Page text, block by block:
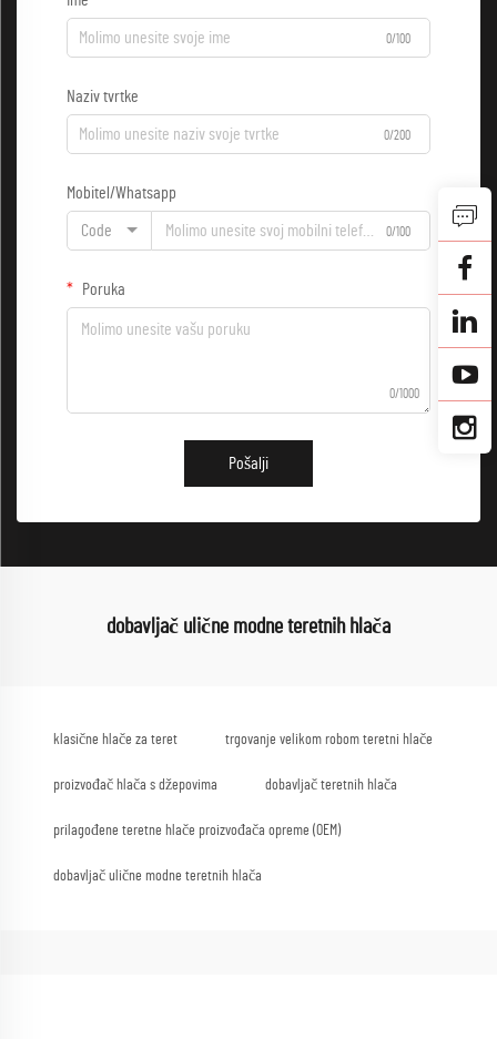
0/100
Naziv tvrtke
0/200
Mobitel/Whatsapp
Code 0/100
Poruka
0/1000
Pošalji
dobavljač ulične modne teretnih hlača
klasične hlače za teret trgovanje velikom robom teretni hlače
proizvođač hlača s džepovima dobavljač teretnih hlača
prilagođene teretne hlače proizvođača opreme (OEM)
dobavljač ulične modne teretnih hlača